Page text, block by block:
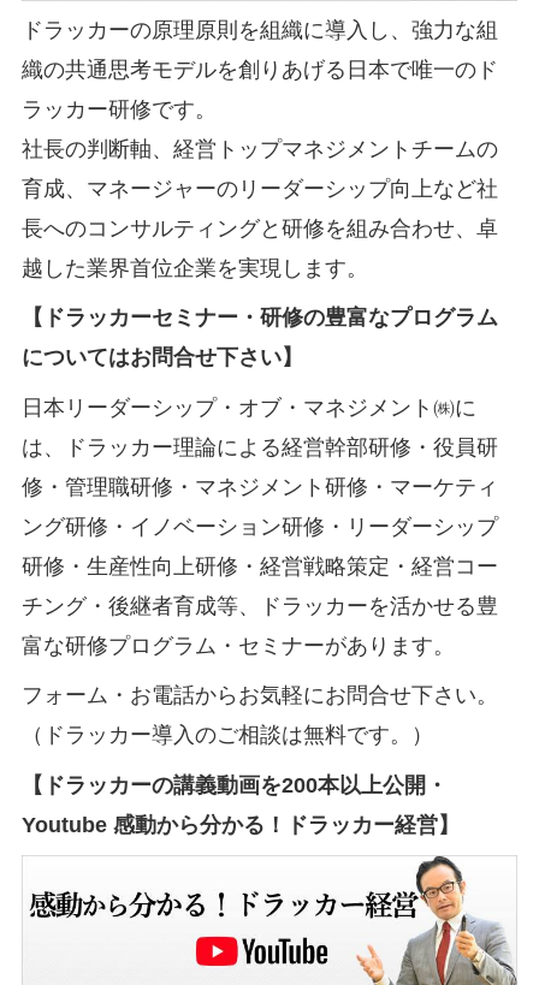
ドラッカーの原理原則を組織に導入し、強力な組
織の共通思考モデルを創りあげる日本で唯一のド
ラッカー研修です。
社長の判断軸、経営トップマネジメントチームの
育成、マネージャーのリーダーシップ向上など社
長へのコンサルティングと研修を組み合わせ、卓
越した業界首位企業を実現します。
【ドラッカーセミナー・研修の豊富なプログラム
についてはお問合せ下さい】
日本リーダーシップ・オブ・マネジメント㈱に
は、ドラッカー理論による経営幹部研修・役員研
修・管理職研修・マネジメント研修・マーケティ
ング研修・イノベーション研修・リーダーシップ
研修・生産性向上研修・経営戦略策定・経営コー
チング・後継者育成等、ドラッカーを活かせる豊
富な研修プログラム・セミナーがあります。
フォーム・お電話からお気軽にお問合せ下さい。
（ドラッカー導入のご相談は無料です。）
【ドラッカーの講義動画を200本以上公開・
Youtube 感動から分かる！ドラッカー経営】